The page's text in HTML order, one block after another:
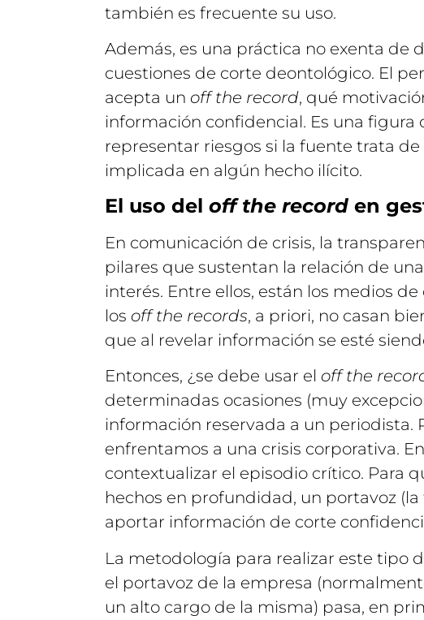
también es frecuente su uso.
Además, es una práctica no exenta de
cuestiones de corte deontológico. El
acepta un off the record, qué
información confidencial. Es una figura
representar riesgos si la fuente trata
implicada en algún hecho ilícito.
El uso del off the recorden
En comunicación de crisis, la
pilares que sustentan la relación de
interés. Entre ellos, están los medios
los off the records, a priori, no casan
que al revelar información se esté
Entonces, ¿se debe usar el off the
determinadas ocasiones (muy
información reservada a un periodista.
enfrentamos a una crisis corporativa.
contextualizar el episodio crítico. Para
hechos en profundidad, un portavoz
aportar información de corte
La metodología para realizar este tipo
el portavoz de la empresa
un alto cargo de la misma) pasa, en